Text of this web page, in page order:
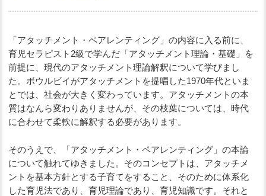
「アタッチメント・ペアレンティング」の内容に入る前に、
育児セラピスト2級で学んだ「アタッチメント理論・基礎」を
前提に、現代のアタッチメント理論解釈について学びまし
た。ボウルビイがアタッチメントを提唱した1970年代といま
とでは、社会が大きく変わっています。アタッチメントの本
質はなんら変わりありませんが、その枝葉については、時代
に合わせて柔軟に解釈する必要があります。
そのうえで、「アタッチメント・ペアレンティング」の本論
について触れてゆきました。そのコンセプトは、アタッチメ
ントを基本方針とする子育てをすること、そのために体系化
した育児法であり、育児理論であり、育児知識です。それと